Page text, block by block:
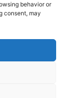
behavior or
consent, may